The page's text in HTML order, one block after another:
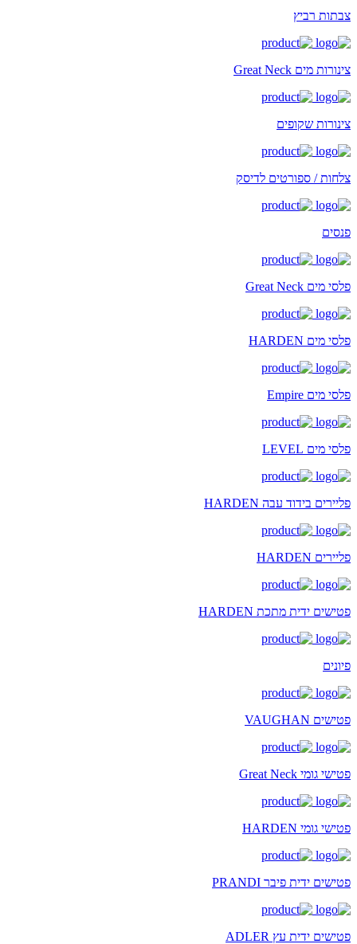
צבתות רביץ
צינורות מים Great Neck
צינורות שקופים
צלחות / ספורטים לדיסק
פנסים
פלסי מים Great Neck
פלסי מים HARDEN
פלסי מים Empire
פלסי מים LEVEL
פליירים בידוד עבה HARDEN
פליירים HARDEN
פטישים ידית מתכת HARDEN
פיונים
פטישים VAUGHAN
פטישי גומי Great Neck
פטישי גומי HARDEN
פטישים ידית פיבר PRANDI
פטישים ידית עץ ADLER